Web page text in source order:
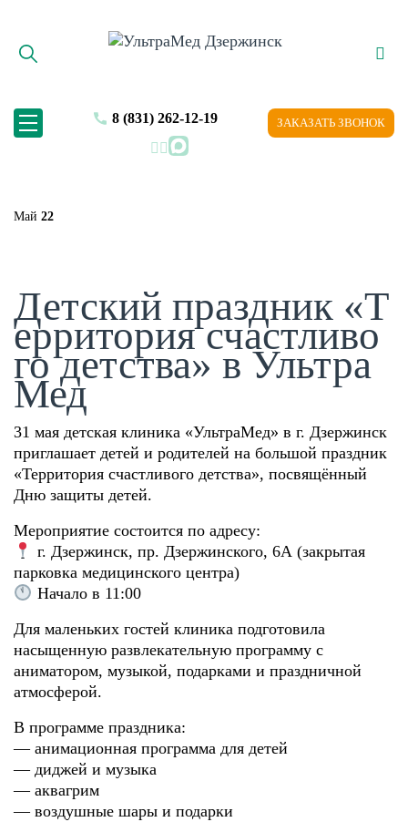
8 (831) 262-12-19
MAX
ЗАКАЗАТЬ ЗВОНОК
Май 22
Детский праздник «Т
ерритория счастливо
го детства» в Ультра
Мед
31 мая детская клиника «УльтраМед» в г. Дзержинск
приглашает детей и родителей на большой праздник
«Территория счастливого детства», посвящённый
Дню защиты детей.
Мероприятие состоится по адресу:
г. Дзержинск, пр. Дзержинского, 6А (закрытая
парковка медицинского центра)
Начало в 11:00
Для маленьких гостей клиника подготовила
насыщенную развлекательную программу с
аниматором, музыкой, подарками и праздничной
атмосферой.
В программе праздника:
— анимационная программа для детей
— диджей и музыка
— аквагрим
— воздушные шары и подарки